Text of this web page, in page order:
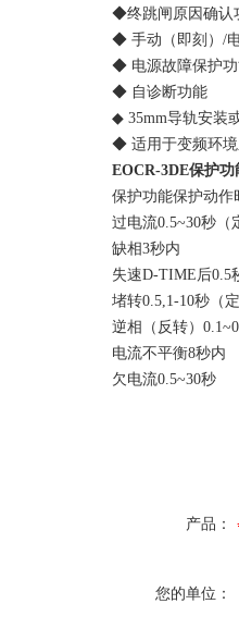
◆终跳闸原因确认功
◆ 手动（即刻）/电
◆ 电源故障保护功
◆ 自诊断功能
◆ 35mm导轨安装或
◆ 适用于变频环境
EOCR-3DE保护功
保护功能保护动作
过电流0.5~30秒（定
缺相3秒内
失速D-TIME后0.5
堵转0.5,1-10秒（定
逆相（反转）
电流不平衡8秒内
欠电流0.5~30秒
产品：
您的单位：